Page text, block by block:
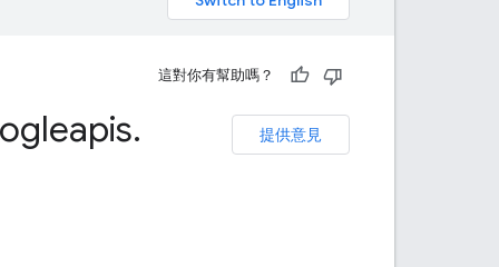
這對你有幫助嗎？
提供意見
.